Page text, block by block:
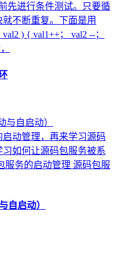
先进行条件测试。只要循
不断重复。下面是用
) { val1++； val2 --；
动管理，再来学习源码
如何让源码包服务被系
服务的启动管理 源码包服
自启动）